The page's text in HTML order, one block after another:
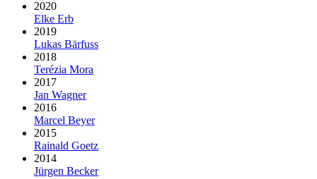
2020
Elke Erb
2019
Lukas Bärfuss
2018
Terézia Mora
2017
Jan Wagner
2016
Marcel Beyer
2015
Rainald Goetz
2014
Jürgen Becker